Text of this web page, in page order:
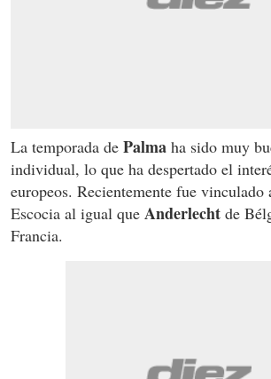
La temporada de Palma ha sido muy
individual, lo que ha despertado el
europeos. Recientemente fue vinculado
Escocia al igual que Anderlecht de
Francia.